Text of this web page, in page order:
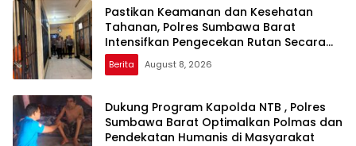
Pastikan Keamanan dan Kesehatan
Tahanan, Polres Sumbawa Barat
Intensifkan Pengecekan Rutan Secara
Berkala
Berita August 8, 2026
Dukung Program Kapolda NTB , Polres
Sumbawa Barat Optimalkan Polmas dan
Pendekatan Humanis di Masyarakat